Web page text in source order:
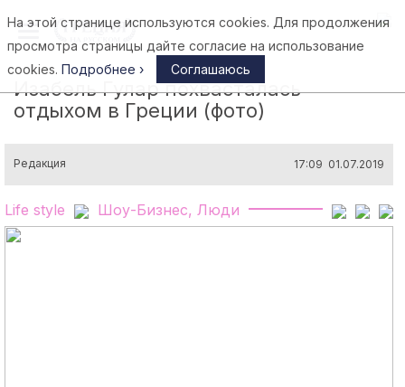
Афины
Изабель Гулар похвасталась
отдыхом в Греции (фото)
Редакция 17:09 01.07.2019
Life style Шоу-Бизнес, Люди
На этой странице используются cookies. Для продолжения
просмотра страницы дайте согласие на использование
cookies. Подробнее › Соглашаюсь